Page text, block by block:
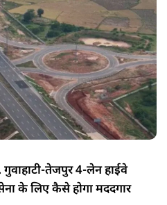
तेजपुर 4-लेन हाईवे
के लिए कैसे होगा मददगार